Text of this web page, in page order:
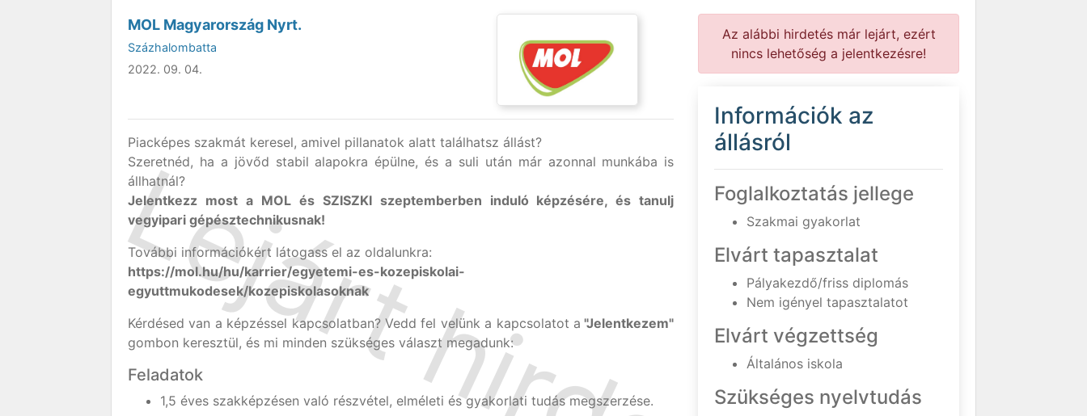
MOL Magyarország Nyrt.
Százhalombatta
2022. 09. 04.
Piacképes szakmát keresel, amivel pillanatok alatt találhatsz állást?
Szeretnéd, ha a jövőd stabil alapokra épülne, és a suli után már azonnal munkába is
állhatnál?
Jelentkezz most a MOL és SZISZKI szeptemberben induló képzésére, és tanulj
vegyipari gépésztechnikusnak!
További információkért látogass el az oldalunkra:
https://mol.hu/hu/karrier/egyetemi-es-kozepiskolai-
egyuttmukodesek/kozepiskolasoknak
Kérdésed van a képzéssel kapcsolatban? Vedd fel velünk a kapcsolatot a "Jelentkezem"
gombon keresztül, és mi minden szükséges választ megadunk:
Feladatok
1,5 éves szakképzésen való részvétel, elméleti és gyakorlati tudás megszerzése.
Az alábbi hirdetés már lejárt, ezért
nincs lehetőség a jelentkezésre!
Információk az
állásról
Foglalkoztatás jellege
Szakmai gyakorlat
Elvárt tapasztalat
Pályakezdő/friss diplomás
Nem igényel tapasztalatot
Elvárt végzettség
Általános iskola
Szükséges nyelvtudás